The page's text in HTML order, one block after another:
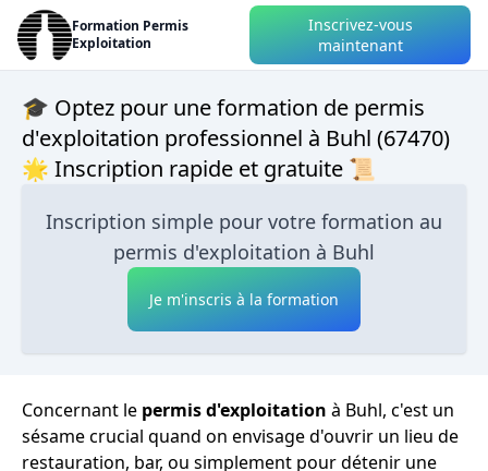
Formation Permis
Exploitation
Inscrivez-vous
maintenant
🎓 Optez pour une formation de permis
d'exploitation professionnel à Buhl (67470)
🌟 Inscription rapide et gratuite 📜
Inscription simple pour votre formation au
permis d'exploitation à Buhl
Je m'inscris à la formation
Concernant le permis d'exploitation à Buhl, c'est un
sésame crucial quand on envisage d'ouvrir un lieu de
restauration, bar, ou simplement pour détenir une